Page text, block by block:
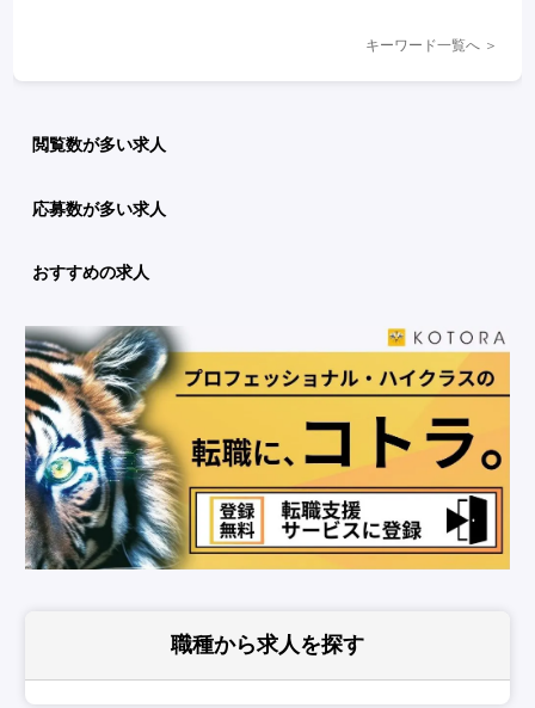
キーワード一覧へ ＞
閲覧数が多い求人
応募数が多い求人
おすすめの求人
職種から求人を探す